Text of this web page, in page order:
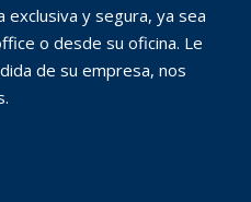
exclusiva y segura, ya sea
o desde su oficina. Le
de su empresa, nos